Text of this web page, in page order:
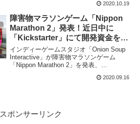
ム「グランブルーファンタジー ヴァーサ
ス」の追加キャラクター「カリオストロ」
を2020年10月20日に配信開始する事を発
表致しました。
2020.10.19
障害物マラソンゲーム「Nippon
Marathon 2」発表！近日中に
「Kickstarter」にて開発資金を募
る事が明らかに
インディーゲームスタジオ「Onion Soup
Interactive」が障害物マラソンゲーム
「Nippon Marathon 2」を発表、
ーンを開始する事が明らかとなりました。
2020.09.16
スポンサーリンク